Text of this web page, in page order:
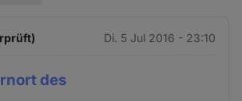
Di. 5 Jul 2016 - 23:10
des